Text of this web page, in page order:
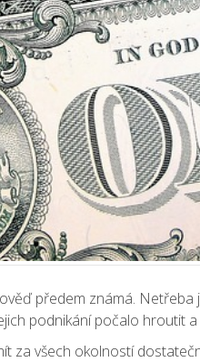
předem známá.
podnikání počalo hroutit
za všech okolností